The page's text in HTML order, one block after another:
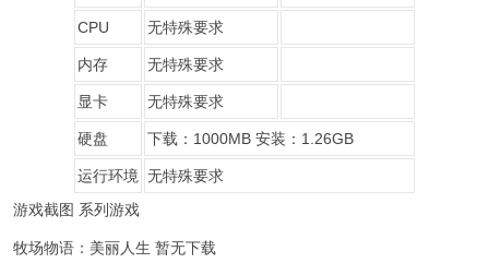
CPU 无特殊要求
内存 无特殊要求
显卡 无特殊要求
硬盘 下载：1000MB 安装：1.26GB
运行环境 无特殊要求
游戏截图 系列游戏
牧场物语：美丽人生 暂无下载